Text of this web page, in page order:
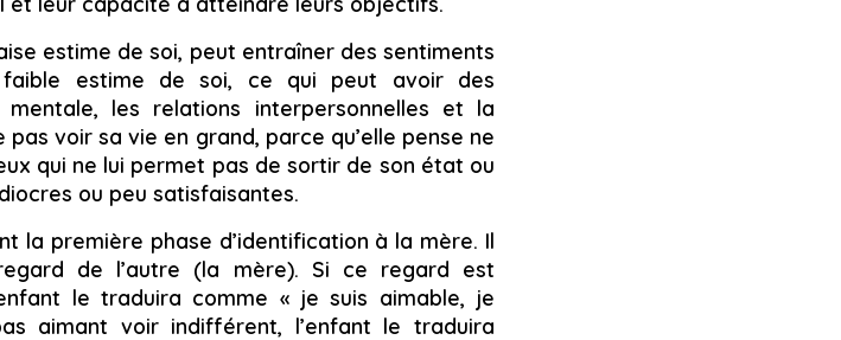
estime de soi, peut entraîner des sentiments
estime de soi, ce qui peut avoir des
les relations interpersonnelles et la
voir sa vie en grand, parce qu’elle pense ne
qui ne lui permet pas de sortir de son état ou
ou peu satisfaisantes.
la première phase d’identification à la mère. Il
de l’autre (la mère). Si ce regard est
le traduira comme « je suis aimable, je
aimant voir indifférent, l’enfant le traduira